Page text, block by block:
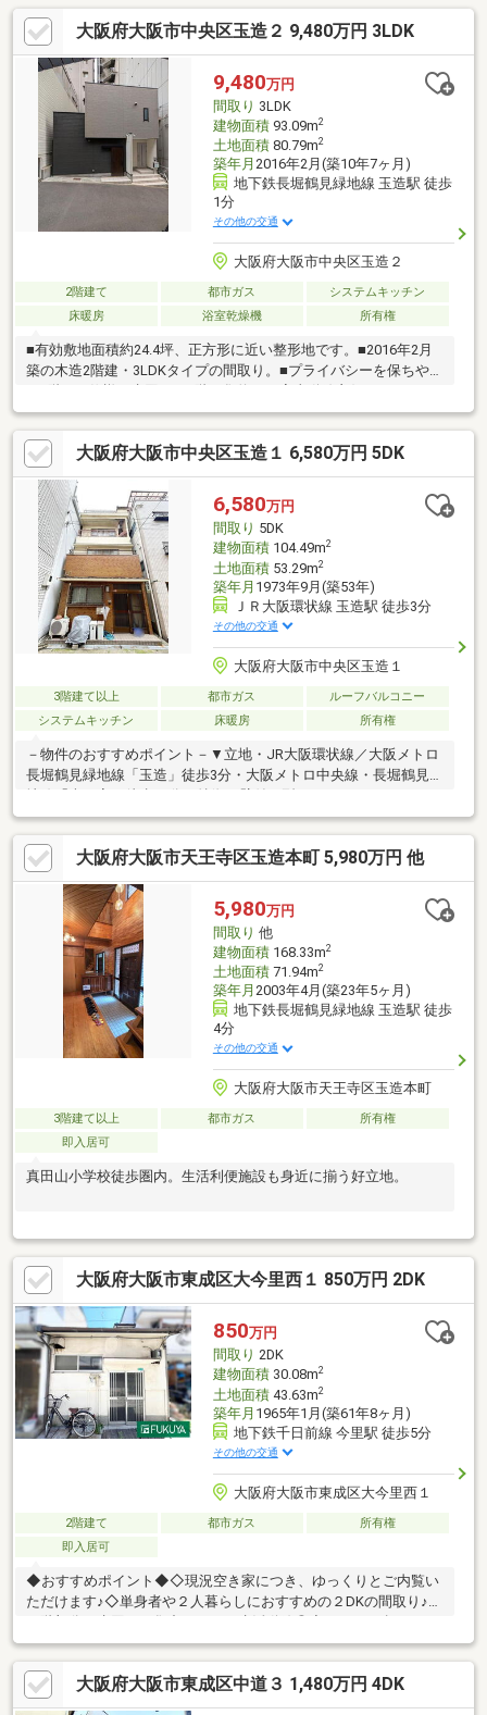
室リフォーム済】ぜひ現地にて綺麗な住まいをご覧下さい◆住ま
いのメインのLDKは2階に配置されており、ご家族お揃いでゆった
りとお過ごしいただけます◆食洗機×浴室乾燥暖房機・追焚機能
完備◆ハイルーフの車も駐車可能の駐車場です※右下の電話ボタ
ン（フリーダイヤル）からご内覧予約をいただくとスムーズ※当
社では他社様掲載物件もまとめてご案内可能です
大阪府大阪市中央区玉造２ 9,480万円 3LDK
9,480万円
間取り 3LDK
建物面積93.09m2
土地面積80.79m2
築年月 2016年2月(築10年7ヶ月)
地下鉄長堀鶴見緑地線 玉造駅 徒歩
1分
その他の交通
大阪府大阪市中央区玉造２
2階建て 都市ガス
システムキッチン
床暖房
浴室乾燥機 所有権
■有効敷地面積約24.4坪、正方形に近い整形地です。■2016年2月
築の木造2階建・3LDKタイプの間取り。■プライバシーを保ちやす
レは各階にございます。■生活の快適性や利便性を向上する設備
が充実しています。・ビルトイン食器洗乾燥機・水栓一体型浄水
器・浴室乾燥機・ミストサウナ・床暖房(2カ所) 等■1階東側の洋
室は大容量のウォークインクローゼット付き。■北側にバルコニ
ー・庭有り。■交通・大阪メトロ長堀鶴見緑地線「玉造」駅徒歩1
分・JR大阪環状線「玉造」駅徒歩6分・大阪メトロ中央線「森ノ
宮」駅徒歩13分
大阪府大阪市中央区玉造１ 6,580万円 5DK
6,580万円
間取り 5DK
建物面積104.49m2
土地面積53.29m2
築年月 1973年9月(築53年)
ＪＲ大阪環状線 玉造駅 徒歩3分
その他の交通
大阪府大阪市中央区玉造１
3階建て以上 都市ガス
ルーフバルコニー
システムキッチン
床暖房 所有権
－物件のおすすめポイント－▼立地・JR大阪環状線／大阪メトロ
長堀鶴見緑地線「玉造」徒歩3分・大阪メトロ中央線・長堀鶴見緑
1階和室は多用途に利用可能な2WAY仕様・2カ所にトイレを配
置・お土地としてもご検討いただけます▼周辺環境・KINSHO玉
造店 徒歩3分(約210m)・大阪市立玉造小学校 徒歩9分(約690m)※増
築(未登記)部分有(増築年月不詳)※容積率は前面道路により240％
に制限■ ご希望の住まい探しをお手伝いします ━━━━━・・・
物件の詳細・ご相談はお気軽にお問い合わせください。
大阪府大阪市天王寺区玉造本町 5,980万円 他
5,980万円
間取り 他
建物面積168.33m2
土地面積71.94m2
築年月 2003年4月(築23年5ヶ月)
地下鉄長堀鶴見緑地線 玉造駅 徒歩
4分
その他の交通
大阪府大阪市天王寺区玉造本町
3階建て以上 都市ガス
所有権
即入居可
真田山小学校徒歩圏内。生活利便施設も身近に揃う好立地。
大阪府大阪市東成区大今里西１ 850万円 2DK
850万円
間取り 2DK
建物面積30.08m2
土地面積43.63m2
築年月 1965年1月(築61年8ヶ月)
地下鉄千日前線 今里駅 徒歩5分
その他の交通
大阪府大阪市東成区大今里西１
2階建て 都市ガス
所有権
即入居可
◆おすすめポイント◆◇現況空き家につき、ゆっくりとご内覧い
ただけます♪◇単身者や２人暮らしにおすすめの２DKの間取り♪◇
和室ございます♪◇開放感のあるスケルトンタイプの階段♪◇大阪
メトロ「今里」駅まで徒歩5分！◇2沿線利用可能な便利な立地
♪◇近隣に買物施設そろっております☆◆周辺施設◆◇大阪市立
中本小学校 徒歩7分（約550ｍ）◇大阪市立本庄中学校 徒歩11
大阪府大阪市東成区中道３ 1,480万円 4DK